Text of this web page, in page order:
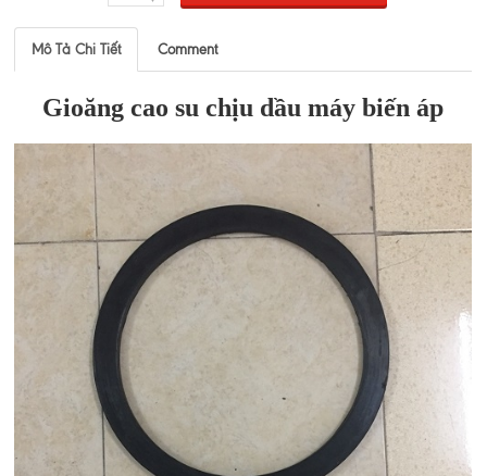
Mô Tả Chi Tiết Comment
Gioăng cao su chịu dầu máy biến áp